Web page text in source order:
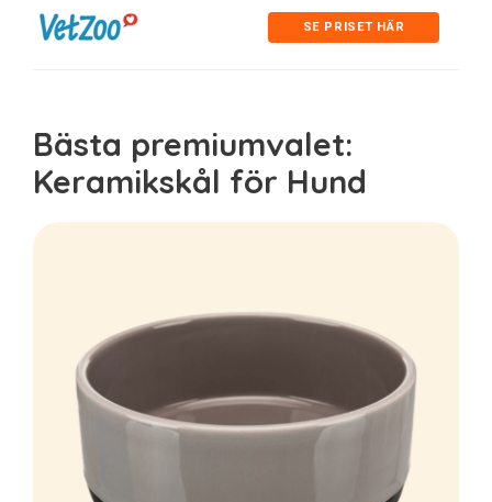
SE PRISET HÄR
Bästa premiumvalet:
Keramikskål för Hund